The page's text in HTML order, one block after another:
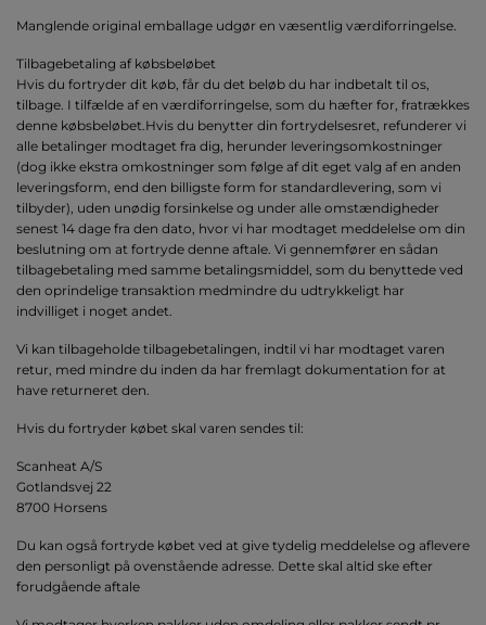
Manglende original emballage udgør en væsentlig værdiforringelse.
Tilbagebetaling af købsbeløbet
Hvis du fortryder dit køb, får du det beløb du har indbetalt til os,
tilbage. I tilfælde af en værdiforringelse, som du hæfter for, fratrækkes
denne købsbeløbet.Hvis du benytter din fortrydelsesret, refunderer vi
alle betalinger modtaget fra dig, herunder leveringsomkostninger
(dog ikke ekstra omkostninger som følge af dit eget valg af en anden
leveringsform, end den billigste form for standardlevering, som vi
tilbyder), uden unødig forsinkelse og under alle omstændigheder
senest 14 dage fra den dato, hvor vi har modtaget meddelelse om din
beslutning om at fortryde denne aftale. Vi gennemfører en sådan
tilbagebetaling med samme betalingsmiddel, som du benyttede ved
den oprindelige transaktion medmindre du udtrykkeligt har
indvilliget i noget andet.
Vi kan tilbageholde tilbagebetalingen, indtil vi har modtaget varen
retur, med mindre du inden da har fremlagt dokumentation for at
have returneret den.
Hvis du fortryder købet skal varen sendes til:
Scanheat A/S
Gotlandsvej 22
8700 Horsens
Du kan også fortryde købet ved at give tydelig meddelelse og aflevere
den personligt på ovenstående adresse. Dette skal altid ske efter
forudgående aftale